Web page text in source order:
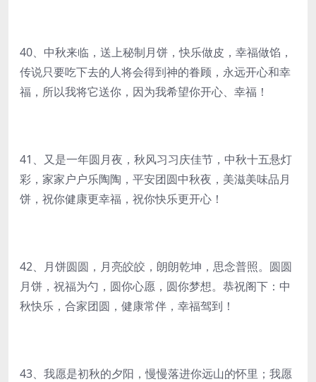
40、中秋来临，送上秘制月饼，快乐做皮，幸福做馅，
传说只要吃下去的人将会得到神的眷顾，永远开心和幸
福，所以我将它送你，因为我希望你开心、幸福！
41、又是一年圆月夜，秋风习习庆佳节，中秋十五悬灯
彩，家家户户乐陶陶，平安团圆中秋夜，美滋美味品月
饼，祝你健康更幸福，祝你快乐更开心！
42、月饼圆圆，月亮皎皎，朗朗乾坤，思念普照。圆圆
月饼，祝福为勺，圆你心愿，圆你梦想。恭祝阁下：中
秋快乐，合家团圆，健康常伴，幸福驾到！
43、我愿是初秋的夕阳，慢慢落进你远山的怀里；我愿